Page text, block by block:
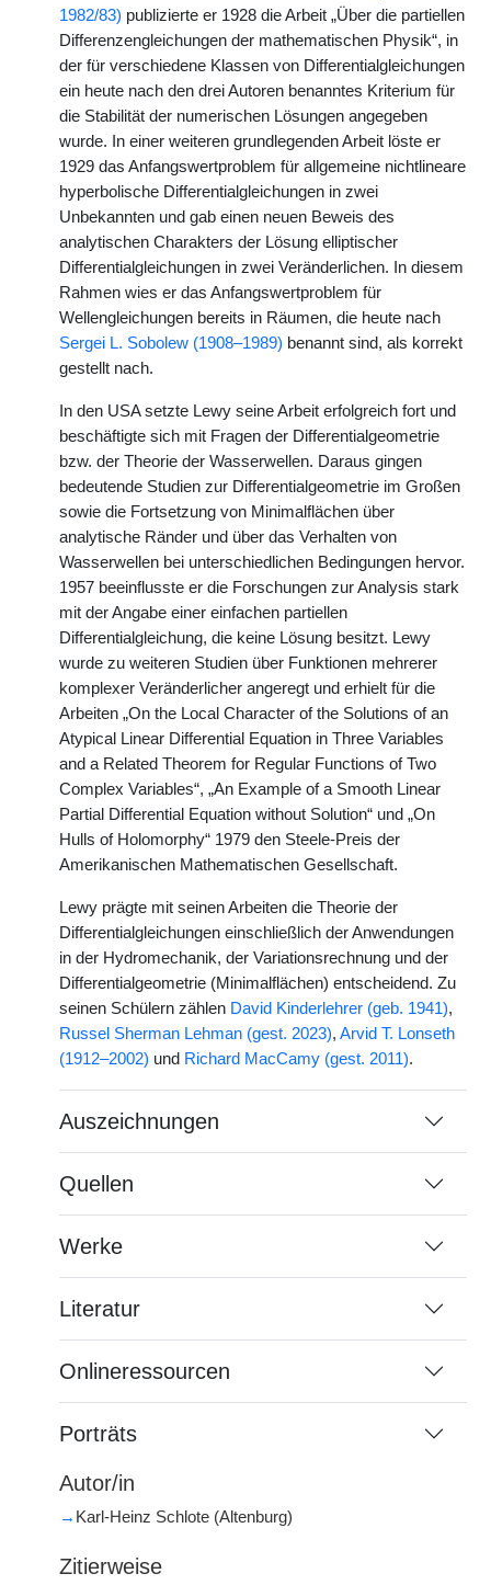
1982/83) publizierte er 1928 die Arbeit „Über die partiellen
Differenzengleichungen der mathematischen Physik“, in
der für verschiedene Klassen von Differentialgleichungen
ein heute nach den drei Autoren benanntes Kriterium für
die Stabilität der numerischen Lösungen angegeben
wurde. In einer weiteren grundlegenden Arbeit löste er
1929 das Anfangswertproblem für allgemeine nichtlineare
hyperbolische Differentialgleichungen in zwei
Unbekannten und gab einen neuen Beweis des
analytischen Charakters der Lösung elliptischer
Differentialgleichungen in zwei Veränderlichen. In diesem
Rahmen wies er das Anfangswertproblem für
Wellengleichungen bereits in Räumen, die heute nach
Sergei L. Sobolew (1908–1989) benannt sind, als korrekt
gestellt nach.
In den USA setzte Lewy seine Arbeit erfolgreich fort und
beschäftigte sich mit Fragen der Differentialgeometrie
bzw. der Theorie der Wasserwellen. Daraus gingen
bedeutende Studien zur Differentialgeometrie im Großen
sowie die Fortsetzung von Minimalflächen über
analytische Ränder und über das Verhalten von
Wasserwellen bei unterschiedlichen Bedingungen hervor.
1957 beeinflusste er die Forschungen zur Analysis stark
mit der Angabe einer einfachen partiellen
Differentialgleichung, die keine Lösung besitzt. Lewy
wurde zu weiteren Studien über Funktionen mehrerer
komplexer Veränderlicher angeregt und erhielt für die
Arbeiten „On the Local Character of the Solutions of an
Atypical Linear Differential Equation in Three Variables
and a Related Theorem for Regular Functions of Two
Complex Variables“, „An Example of a Smooth Linear
Partial Differential Equation without Solution“ und „On
Hulls of Holomorphy“ 1979 den Steele-Preis der
Amerikanischen Mathematischen Gesellschaft.
Lewy prägte mit seinen Arbeiten die Theorie der
Differentialgleichungen einschließlich der Anwendungen
in der Hydromechanik, der Variationsrechnung und der
Differentialgeometrie (Minimalflächen) entscheidend. Zu
seinen Schülern zählen David Kinderlehrer (geb. 1941),
Russel Sherman Lehman (gest. 2023), Arvid T. Lonseth
(1912–2002) und Richard MacCamy (gest. 2011).
Auszeichnungen
Quellen
Werke
Literatur
Onlineressourcen
Porträts
Autor/in
→ Karl-Heinz Schlote (Altenburg)
Zitierweise